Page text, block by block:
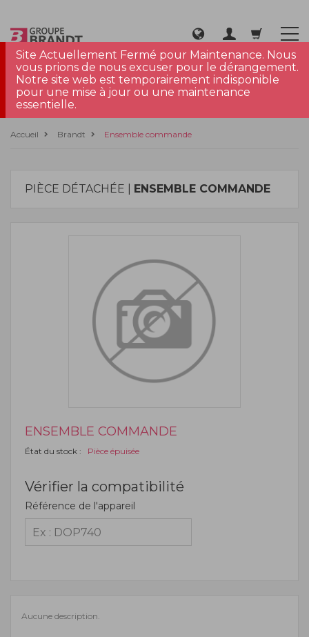
Site Actuellement Fermé pour Maintenance. Nous
vous prions de nous excuser pour le dérangement.
Notre site web est temporairement indisponible
pour une mise à jour ou une maintenance
essentielle.
Accueil Brandt Ensemble commande
PIÈCE DÉTACHÉE | ENSEMBLE COMMANDE
ENSEMBLE COMMANDE
État du stock : Pièce épuisée
Vérifier la compatibilité
Référence de l'appareil
Aucune description.